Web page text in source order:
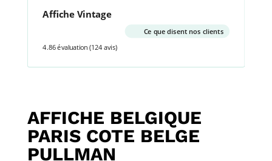
Affiche Vintage
Ce que disent nos clients
4.86 évaluation (124 avis)
AFFICHE BELGIQUE
PARIS COTE BELGE
PULLMAN